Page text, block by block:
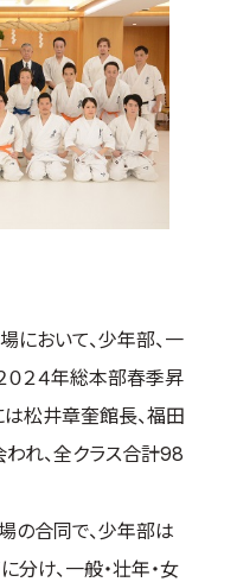
し込み
問
ついて
ーポリシー
において、少年部、一
０２４年総本部春季昇
松井章奎館長、福田
れ、全クラス合計98
の合同で、少年部は
分け、一般・壮年・女